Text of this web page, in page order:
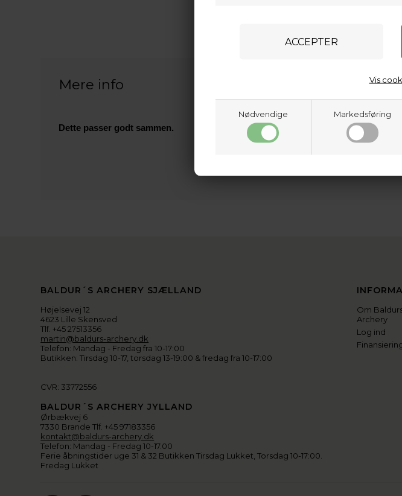
Nødvendige Markedsføring
Vis
Mere info
Dette passer godt sammen.
BALDUR´S ARCHERY SJÆLLAND
Højelsevej 12
4623 Lille Skensved
Tlf. +45 27513356
martin@baldurs-archery.dk
Telefon: Mandag - Fredag fra 10-17:00
Butikken: Tirsdag 10-17, torsdag 13-19:00 & fredag fra 10-17:00
CVR: 33772556
BALDUR´S ARCHERY JYLLAND
Ørbækvej 6
7330 Brande Tlf. +45 97183356
kontakt@baldurs-archery.dk
Telefon: Mandag - Fredag 10-17.00
Ferie åbningstider uge 31 & 32 Butikken Tirsdag Lukket, Torsdag 10-17:00.
Fredag Lukket
Om
Archery
Log ind